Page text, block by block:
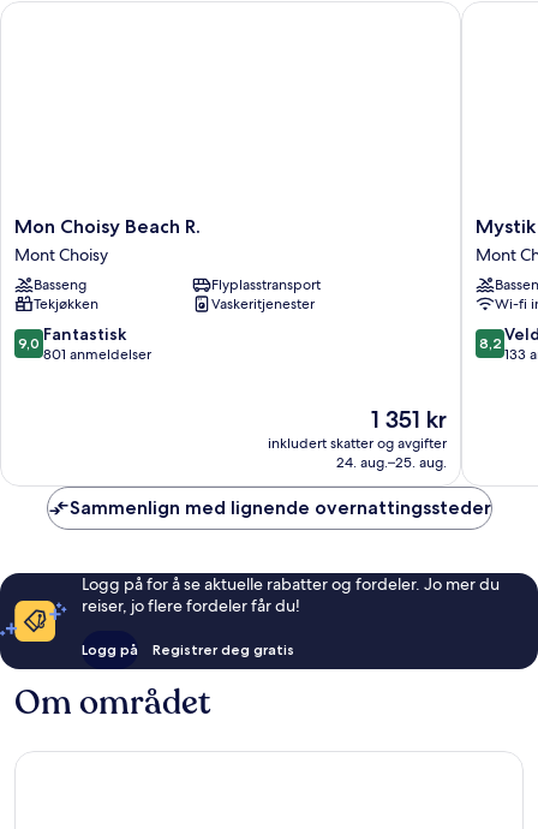
Mon
Choisy
Beach
R.
Mont
Choisy
Mon Choisy Beach R.
Mont Choisy
Basseng
Flyplasstransport
Tekjøkken
Vaskeritjenester
9.0
av
9,0 Fantastisk
801 anmeldelser
Prisen
1 351 kr
1 351 kr
inkludert skatter og avgifter
24. aug.–25. aug.
Mon Choisy Beach R.
Mystik
Life
Style
by
Mont
Choisy
Mystik
Mont
Wi-fi
8.2
av
8,2
133
Mystik
Sammenlign med lignende overnattingssteder
Logg på for å se aktuelle rabatter og fordeler. Jo mer du
reiser, jo flere fordeler får du!
Logg på Registrer deg gratis
Om området